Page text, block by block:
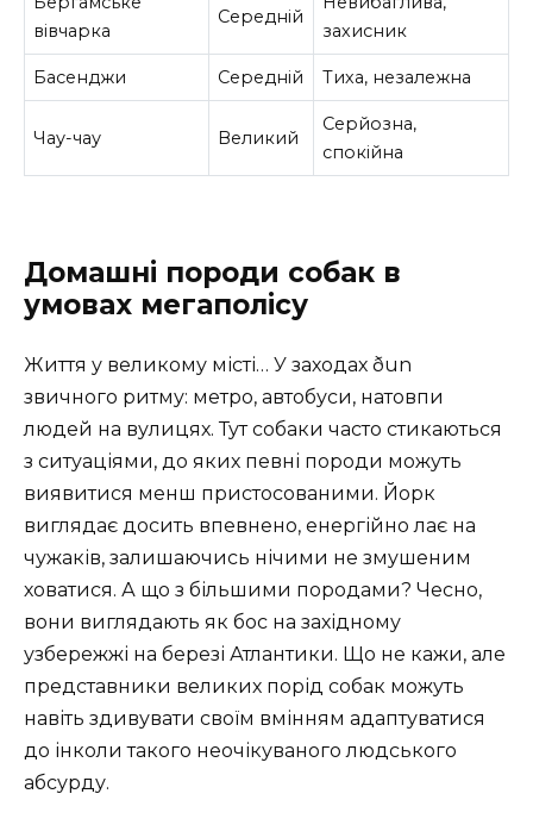
вівчарка
Середній
захисник
Басенджи Середній Тиха, незалежна
Чау-чау Великий
Серйозна,
спокійна
Домашні породи собак в
умовах мегаполісу
Життя у великому місті… У заходах ðun
звичного ритму: метро, автобуси, натовпи
людей на вулицях. Тут собаки часто стикаються
з ситуаціями, до яких певні породи можуть
виявитися менш пристосованими. Йорк
виглядає досить впевнено, енергійно лає на
чужаків, залишаючись нічими не змушеним
ховатися. А що з більшими породами? Чесно,
вони виглядають як бос на західному
узбережжі на березі Атлантики. Що не кажи, але
представники великих порід собак можуть
навіть здивувати своїм вмінням адаптуватися
до інколи такого неочікуваного людського
абсурду.